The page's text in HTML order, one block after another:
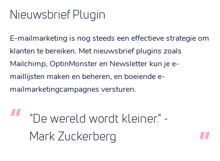
Nieuwsbrief Plugin
E-mailmarketing is nog steeds een effectieve strategie om
klanten te bereiken. Met nieuwsbrief plugins zoals
Mailchimp, OptinMonster en Newsletter kun je e-
maillijsten maken en beheren, en boeiende e-
mailmarketingcampagnes versturen.
"De wereld wordt kleiner." -
Mark Zuckerberg